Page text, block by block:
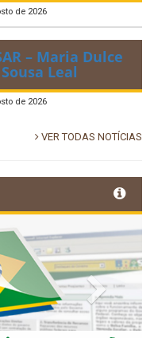
de 2026
– Maria Dulce
Leal
de 2026
VER TODAS NOTÍCIAS
Next